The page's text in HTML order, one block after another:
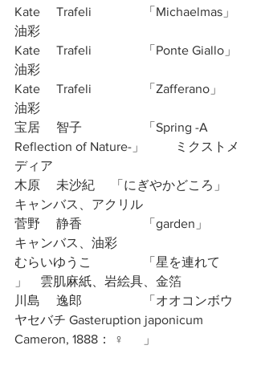
Kate 　Trafeli		「Michaelmas」
油彩
Kate 　Trafeli		「Ponte Giallo」
油彩
Kate 　Trafeli		「Zafferano」
油彩
宝居 　智子		「Spring -A
Reflection of Nature-」	ミクストメ
ディア
木原 　未沙紀	「にぎやかどころ」
キャンバス、アクリル
菅野 　静香		「garden」
キャンバス、油彩
むらいゆうこ		「星を連れて
」　雲肌麻紙、岩絵具、金箔
川島 　逸郎		「オオコンボウ
ヤセバチ Gasteruption japonicum
Cameron, 1888： ♀	」